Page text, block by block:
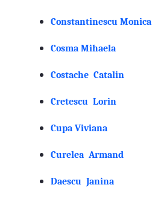
Constantinescu Monica
Cosma Mihaela
Costache Catalin
Cretescu Lorin
Cupa Viviana
Curelea Armand
Daescu Janina